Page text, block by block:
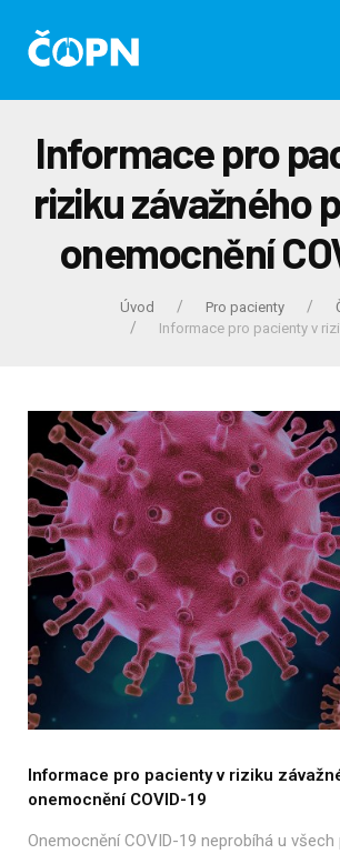
Informace pro
riziku závažného
onemocnění
Úvod Pro pacienty
Informace pro pacienty v
Informace pro pacienty v riziku
onemocnění COVID-19
Onemocnění COVID-19 neprobíhá u